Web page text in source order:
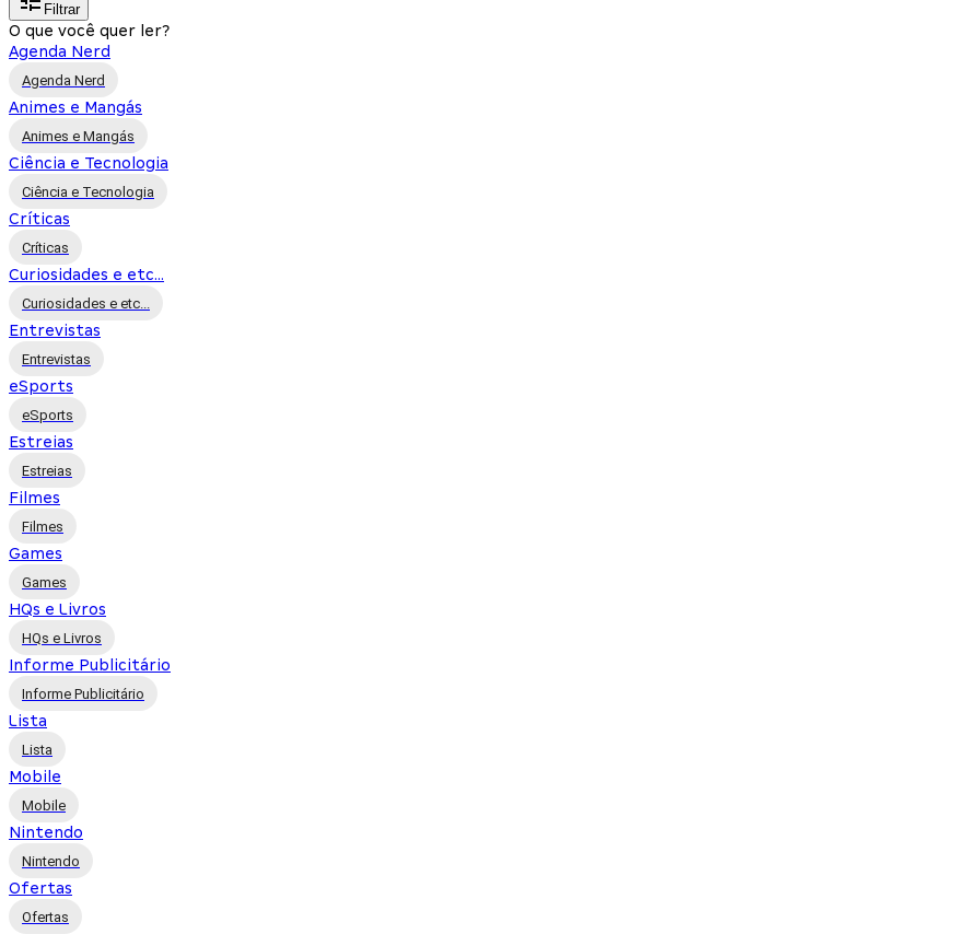
Filtrar
O que você quer ler?
Agenda Nerd
Agenda Nerd
Animes e Mangás
Animes e Mangás
Ciência e Tecnologia
Ciência e Tecnologia
Críticas
Críticas
Curiosidades e etc...
Curiosidades e etc...
Entrevistas
Entrevistas
eSports
eSports
Estreias
Estreias
Filmes
Filmes
Games
Games
HQs e Livros
HQs e Livros
Informe Publicitário
Informe Publicitário
Lista
Lista
Mobile
Mobile
Nintendo
Nintendo
Ofertas
Ofertas